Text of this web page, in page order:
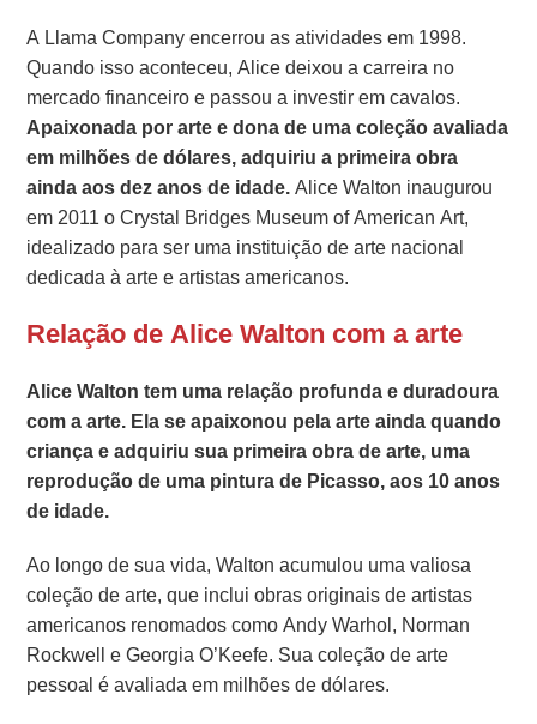
A Llama Company encerrou as atividades em 1998.
Quando isso aconteceu, Alice deixou a carreira no
mercado financeiro e passou a investir em cavalos.
Apaixonada por arte e dona de uma coleção avaliada
em milhões de dólares, adquiriu a primeira obra
ainda aos dez anos de idade.Alice Walton inaugurou
em 2011 o Crystal Bridges Museum of American Art,
idealizado para ser uma instituição de arte nacional
dedicada à arte e artistas americanos.
Relação de Alice Walton com a arte
Alice Walton tem uma relação profunda e duradoura
com a arte. Ela se apaixonou pela arte ainda quando
criança e adquiriu sua primeira obra de arte, uma
reprodução de uma pintura de Picasso, aos 10 anos
de idade.
Ao longo de sua vida, Walton acumulou uma valiosa
coleção de arte, que inclui obras originais de artistas
americanos renomados como Andy Warhol, Norman
Rockwell e Georgia O’Keefe. Sua coleção de arte
pessoal é avaliada em milhões de dólares.